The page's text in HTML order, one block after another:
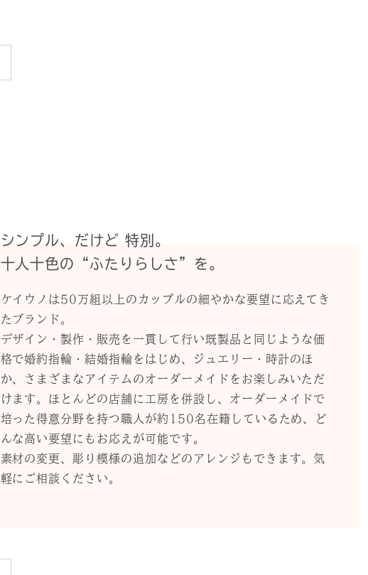
シンプル、だけど 特別。
十人十色の“ふたりらしさ”を。
ケイウノは50万組以上のカップルの細やかな要望に応えてき
たブランド。
デザイン・製作・販売を一貫して行い既製品と同じような価
格で婚約指輪・結婚指輪をはじめ、ジュエリー・時計のほ
か、さまざまなアイテムのオーダーメイドをお楽しみいただ
けます。ほとんどの店舗に工房を併設し、オーダーメイドで
培った得意分野を持つ職人が約150名在籍しているため、ど
んな高い要望にもお応えが可能です。
素材の変更、彫り模様の追加などのアレンジもできます。気
軽にご相談ください。